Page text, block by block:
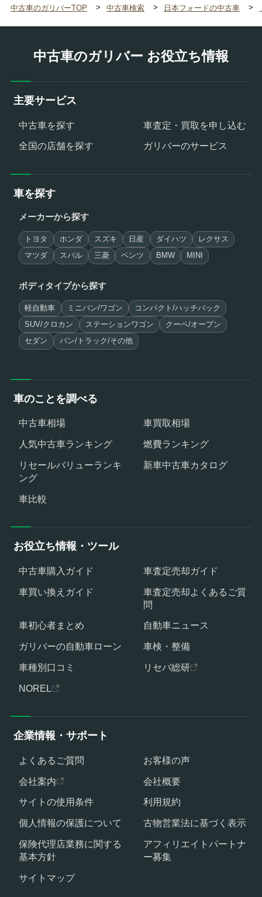
中古車のガリバーTOP 中古車検索 日本フォードの中古車
中古車のガリバー お役立ち情報
主要サービス
中古車を探す
車査定・買取を申し込む
全国の店舗を探す
ガリバーのサービス
車を探す
メーカーから探す
トヨタ ホンダ スズキ 日産 ダイハツ レクサス
マツダ スバル 三菱 ベンツ BMW MINI
ボディタイプから探す
軽自動車 ミニバン/ワゴン コンパクト/ハッチバック
SUV/クロカン ステーションワゴン クーペ/オープン
セダン バン/トラック/その他
車のことを調べる
中古車相場
車買取相場
人気中古車ランキング
燃費ランキング
リセールバリューランキ
ング
新車中古車カタログ
車比較
お役立ち情報・ツール
中古車購入ガイド
車査定売却ガイド
車買い換えガイド
車査定売却よくあるご質
問
車初心者まとめ
自動車ニュース
ガリバーの自動車ローン
車検・整備
車種別口コミ
リセバ総研
NOREL
企業情報・サポート
よくあるご質問
お客様の声
会社案内
会社概要
サイトの使用条件
利用規約
個人情報の保護について
古物営業法に基づく表示
保険代理店業務に関する
基本方針
アフィリエイトパートナ
ー募集
サイトマップ